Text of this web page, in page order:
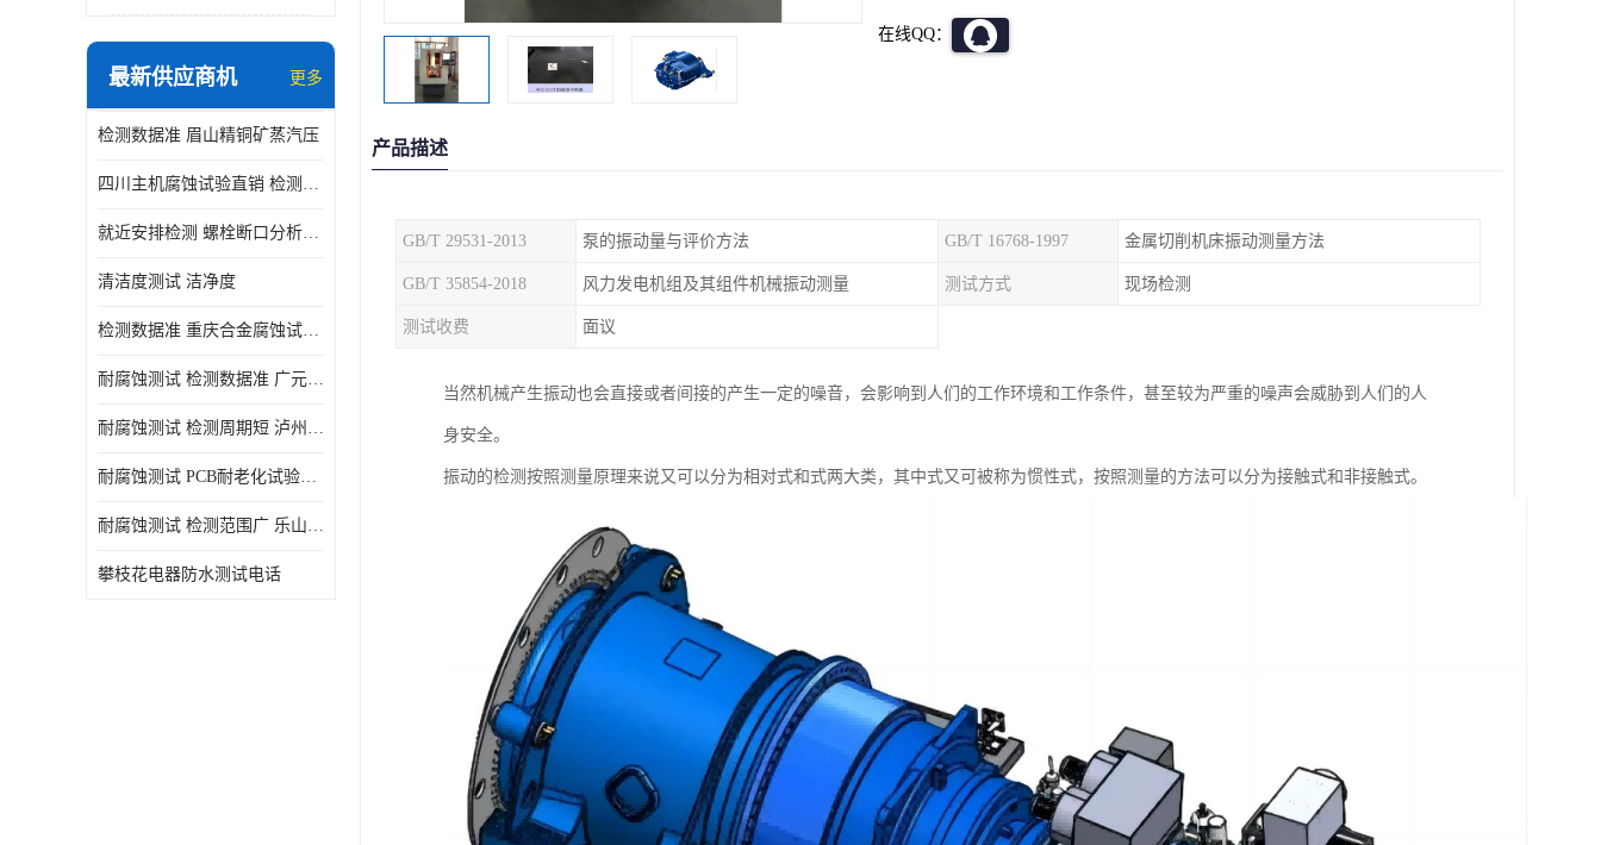
最新供应商机 更多
检测数据准 眉山精铜矿蒸汽压
四川主机腐蚀试验直销 检测数据准
就近安排检测 螺栓断口分析公司 断裂失效分析
清洁度测试 洁净度
检测数据准 重庆合金腐蚀试验厂商
耐腐蚀测试 检测数据准 广元家电腐蚀试验
耐腐蚀测试 检测周期短 泸州仪器仪表盐雾试验
耐腐蚀测试 PCB耐老化试验供应 就近安排检测
耐腐蚀测试 检测范围广 乐山腐蚀试验供应
攀枝花电器防水测试电话
在线QQ：
产品描述
GB/T 29531-2013 泵的振动量与评价方法 GB/T 16768-1997 金属切削机床振动测量方法
GB/T 35854-2018 风力发电机组及其组件机械振动测量 测试方式 现场检测
测试收费 面议
当然机械产生振动也会直接或者间接的产生一定的噪音，会影响到人们的工作环境和工作条件，甚至较为严重的噪声会威胁到人们的人
身安全。
振动的检测按照测量原理来说又可以分为相对式和式两大类，其中式又可被称为惯性式，按照测量的方法可以分为接触式和非接触式。